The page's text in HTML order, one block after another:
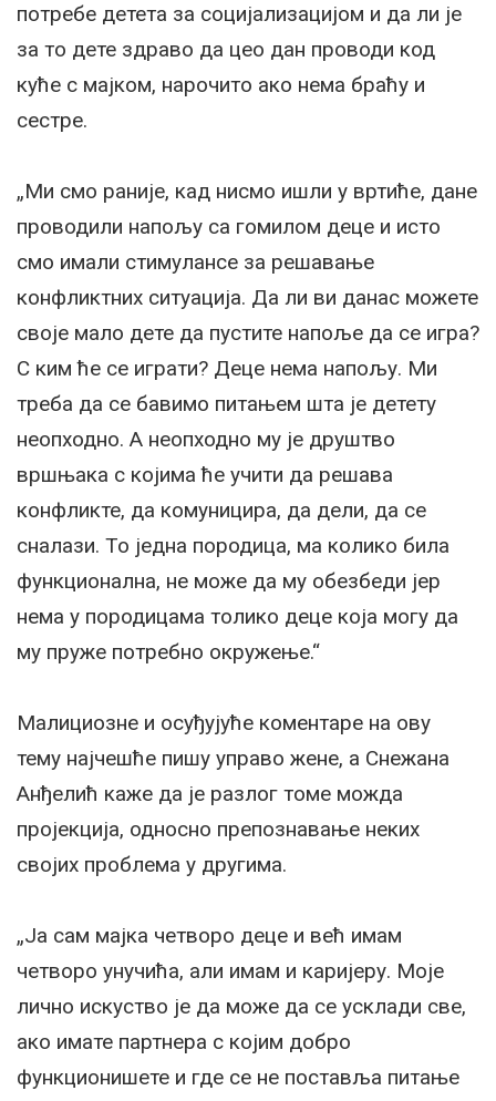
потребе детета за социјализацијом и да ли је
за то дете здраво да цео дан проводи код
куће с мајком, нарочито ако нема браћу и
сестре.
„Ми смо раније, кад нисмо ишли у вртиће, дане
проводили напољу са гомилом деце и исто
смо имали стимулансе за решавање
конфликтних ситуација. Да ли ви данас можете
своје мало дете да пустите напоље да се игра?
С ким ће се играти? Деце нема напољу. Ми
треба да се бавимо питањем шта је детету
неопходно. А неопходно му је друштво
вршњака с којима ће учити да решава
конфликте, да комуницира, да дели, да се
сналази. То једна породица, ма колико била
функционална, не може да му обезбеди јер
нема у породицама толико деце која могу да
му пруже потребно окружење.“
Малициозне и осуђујуће коментаре на ову
тему најчешће пишу управо жене, а Снежана
Анђелић каже да је разлог томе можда
пројекција, односно препознавање неких
својих проблема у другима.
„Ја сам мајка четворо деце и већ имам
четворо унучића, али имам и каријеру. Моје
лично искуство је да може да се усклади све,
ако имате партнера с којим добро
функционишете и где се не поставља питање